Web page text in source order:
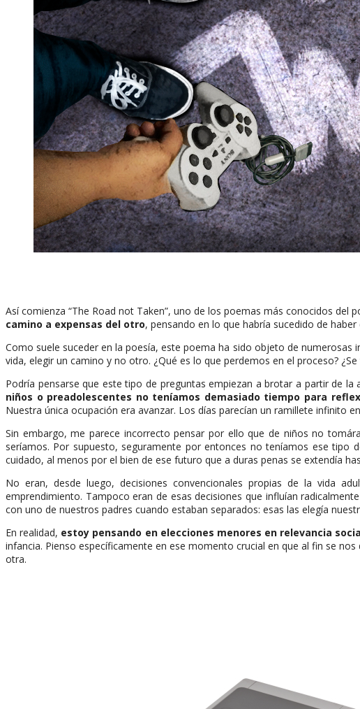
Así comienza “The Road not Taken”, uno de los poemas más conocidos
camino a expensas del otro, pensando en lo que habría sucedido de
Como suele suceder en la poesía, este poema ha sido objeto de
vida, elegir un camino y no otro. ¿Qué es lo que perdemos en el proceso?
Podría pensarse que este tipo de preguntas empiezan a brotar a partir de
niños o preadolescentes no teníamos demasiado tiempo para
Nuestra única ocupación era avanzar. Los días parecían un ramillete infinito
Sin embargo, me parece incorrecto pensar por ello que de niños no
seríamos. Por supuesto, seguramente por entonces no teníamos ese
cuidado, al menos por el bien de ese futuro que a duras penas se extendía
No eran, desde luego, decisiones convencionales propias de la vida
emprendimiento. Tampoco eran de esas decisiones que influían
con uno de nuestros padres cuando estaban separados: esas las elegía
En realidad, estoy pensando en elecciones menores en relevancia
infancia. Pienso específicamente en ese momento crucial en que al fin se
otra.